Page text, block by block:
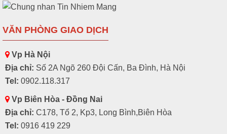
VĂN PHÒNG GIAO DỊCH
Vp Hà Nội
Địa chỉ: Số 2A Ngõ 260 Đội Cấn, Ba Đình, Hà Nội
Tel: 0902.118.317
Vp Biên Hòa - Đồng Nai
Địa chỉ: C178, Tổ 2, Kp3, Long Bình,Biên Hòa
Tel: 0916 419 229